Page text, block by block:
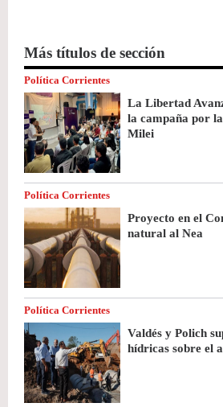
Más títulos de sección
Política Corrientes
La Libertad
la campaña por
Milei
Política Corrientes
Proyecto en el
natural al Nea
Política Corrientes
Valdés y Polich
hídricas sobre el